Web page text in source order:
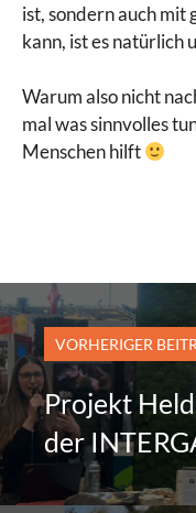
ist, sondern auch
kann, ist es natürlich
Warum also nicht
mal was sinnvolles
Menschen hilft
VORHERIGER
Projekt
der